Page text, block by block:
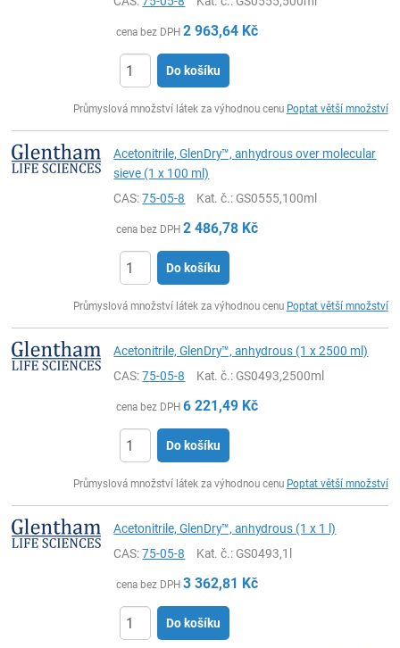
cena bez DPH 2 963,64 Kč
Do košíku
Průmyslová množství látek za výhodnou cenu Poptat větší množství
Acetonitrile, GlenDry™, anhydrous over molecular
sieve (1 x 100 ml)
CAS:75-05-8 Kat. č.: GS0555,100ml
cena bez DPH 2 486,78 Kč
Do košíku
Průmyslová množství látek za výhodnou cenu Poptat větší množství
Acetonitrile, GlenDry™, anhydrous (1 x 2500 ml)
CAS:75-05-8 Kat. č.: GS0493,2500ml
cena bez DPH 6 221,49 Kč
Do košíku
Průmyslová množství látek za výhodnou cenu Poptat větší množství
Acetonitrile, GlenDry™, anhydrous (1 x 1 l)
CAS:75-05-8 Kat. č.: GS0493,1l
cena bez DPH 3 362,81 Kč
Do košíku